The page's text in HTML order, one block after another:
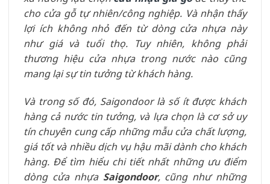
cho cửa gỗ tự nhiên/công nghiệp. Và nhận thấy
lợi ích không nhỏ đến từ dòng cửa nhựa này
như giá và tuổi thọ. Tuy nhiên, không phải
thương hiệu cửa nhựa trong nước nào cũng
mang lại sự tin tưởng từ khách hàng.
Và trong số đó, Saigondoor là số ít được khách
hàng cả nước tin tưởng, và lựa chọn là cơ sở uy
tín chuyên cung cấp những mẫu cửa chất lượng,
giá tốt và nhiều dịch vụ hậu mãi dành cho khách
hàng. Để tìm hiểu chi tiết nhất những ưu điểm
dòng cửa nhựa Saigondoor, cũng như những